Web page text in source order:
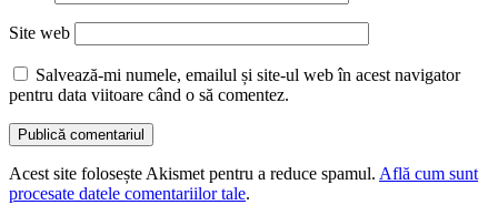
Site web
Salvează-mi numele, emailul și site-ul web în acest navigator
pentru data viitoare când o să comentez.
Acest site folosește Akismet pentru a reduce spamul. Află cum sunt
procesate datele comentariilor tale.